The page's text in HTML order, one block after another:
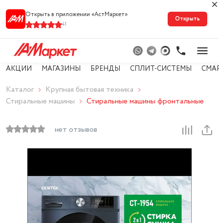
Открыть в приложении «АстМарке‪т‬»
41
Открыть
АКЦИИ МАГАЗИНЫ БРЕНДЫ СПЛИТ-СИСТЕМЫ
Каталог
Крупная бытовая техника
Стиральные машины
Стиральные машины фронтальные
нет отзывов